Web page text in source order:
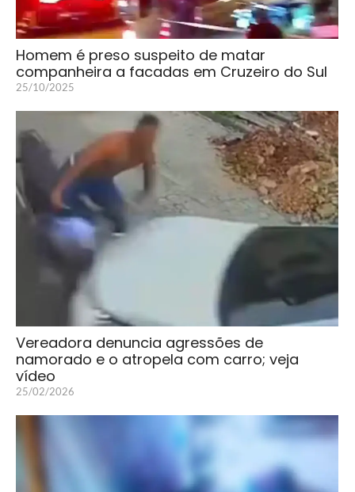
Homem é preso suspeito de matar
companheira a facadas em Cruzeiro do Sul
25/10/2025
Vereadora denuncia agressões de
namorado e o atropela com carro; veja
vídeo
25/02/2026